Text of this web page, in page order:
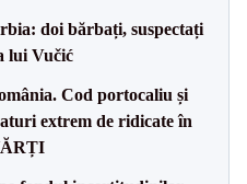
doi bărbați, suspectați
lui Vučić
Cod portocaliu și
extrem de ridicate în